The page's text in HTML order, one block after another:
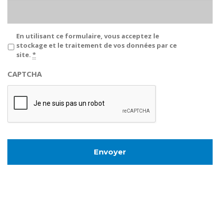
Privacy *
En utilisant ce formulaire, vous acceptez le
stockage et le traitement de vos données par ce
site. *
CAPTCHA